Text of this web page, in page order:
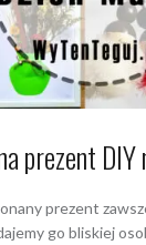
prezent
prezent
go bliskiej